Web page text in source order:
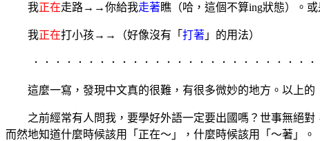
我正在走路→→你給我走著瞧（哈，這個不算ing狀態）。
我正在打小孩→→（好像沒有「 打著 」的用法）
．．．．．．．．．．．．．．．．．．．．．．．．．．
這麼一寫，發現中文真的很難，有很多微妙的地方。以上
之前經常有人問我，要學好外語一定要出國嗎？世事無絕
而然地知道什麼時候該用「正在～」，什麼時候該用「～著」。